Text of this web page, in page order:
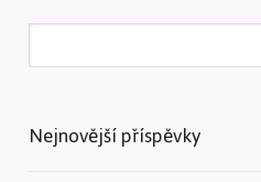
Nejnovější příspěvky